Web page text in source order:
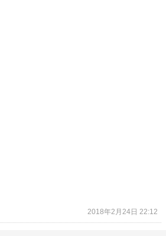
2018年2月24日 22:12